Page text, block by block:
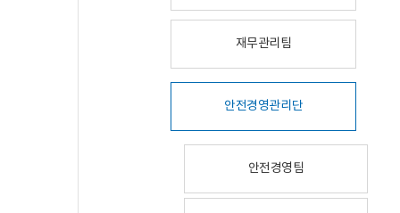
재무관리팀
안전경영관리단
안전경영팀